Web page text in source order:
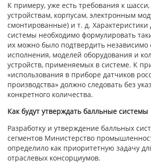
К примеру, уже есть требования к
устройствам, корпусам, электронным
смонтированные) и т. д. Характеристики
системы необходимо формулировать
их можно было подтвердить независимо
исполнения, моделей оборудования и
устройств, применяемых в системе. К
«использования в приборе датчиков
производства» должно следовать без
конкретного количества.
Как будут утверждать балльные системы
Разработку и утверждение балльных
сегментов Министерство
определило как приоритетную задачу
отраслевых консорциумов.